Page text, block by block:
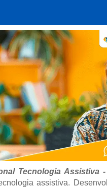
Tecnologia Assistiva
assistiva.